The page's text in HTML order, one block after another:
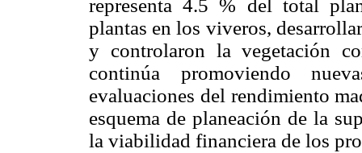
representa 4.5 % del total
plantas en los viveros,
y controlaron la vegetación
continúa promoviendo
evaluaciones del rendimiento
esquema de planeación de la
la viabilidad financiera de los